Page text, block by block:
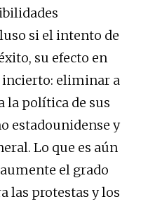
si el intento de
su efecto en
incierto: eliminar a
política de sus
estadounidense y
Lo que es aún
el grado
las protestas y los